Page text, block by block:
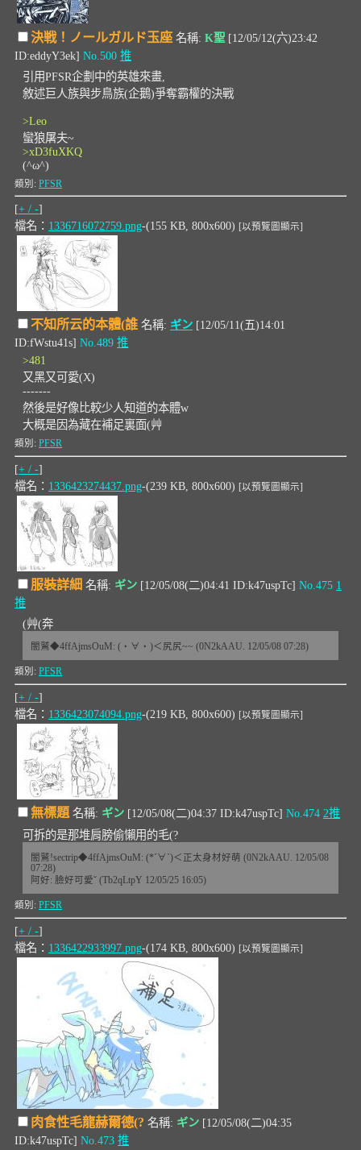
決戦！ノールガルド玉座 名稱: K聖 [12/05/12(六)23:42
ID:eddyY3ek] No.500 推
引用PFSR企劃中的英雄來畫,
敘述巨人族與步鳥族(企鵝)爭奪霸權的決戰
>Leo
蠻狼屠夫~
>xD3fuXKQ
(^ω^)
類別: PFSR
[+ / -]
檔名： 1336716072759.png-(155 KB, 800x600) [以預覽圖顯示]
不知所云的本體(誰 名稱: ギン [12/05/11(五)14:01
ID:fWstu41s] No.489 推
>481
又黑又可愛(X)
-------
然後是好像比較少人知道的本體w
大概是因為藏在補足裏面(艸
類別: PFSR
[+ / -]
檔名： 1336423274437.png-(239 KB, 800x600) [以預覽圖顯示]
服裝詳細 名稱: ギン [12/05/08(二)04:41 ID:k47uspTc] No.475 1
推
(艸(奔
闇鷲◆4ffAjmsOuM: (・∀・)＜尻尻~~ (0N2kAAU. 12/05/08 07:28)
類別: PFSR
[+ / -]
檔名： 1336423074094.png-(219 KB, 800x600) [以預覽圖顯示]
無標題名稱: ギン [12/05/08(二)04:37 ID:k47uspTc] No.474 2推
可拆的是那堆肩膀偷懶用的毛(?
闇鷲!sectrip◆4ffAjmsOuM: (*´∀`)＜正太身材好萌 (0N2kAAU. 12/05/08
07:28)
阿好: 臉好可愛ˇ (Tb2qLtpY 12/05/25 16:05)
類別: PFSR
[+ / -]
檔名： 1336422933997.png-(174 KB, 800x600) [以預覽圖顯示]
肉食性毛龍赫爾德(? 名稱: ギン [12/05/08(二)04:35
ID:k47uspTc] No.473 推